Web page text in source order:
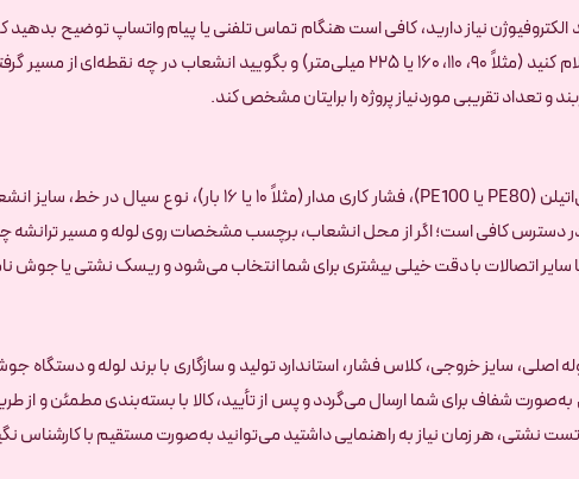
الکتروفیوژن نیاز دارید، کافی است هنگام تماس تلفنی یا پیام واتساپ توضیح
خام کشاورزی، گاز، فاضلاب تحت فشار) و قطر تقریبی لوله اصلی را اعلام کنید (مثلاً ۹۰، ۱۱۰، ۱۶۰ یا
و تعداد تقریبی موردنیاز پروژه را برایتان مشخص کند.
در دسترس کافی است؛ اگر از محل انشعاب، برچسب مشخصات روی لوله و مسیر ترانشه
سایر اتصالات با دقت خیلی بیشتری برای شما انتخاب می‌شود و ریسک نشتی یا جوش
اصلی، سایز خروجی، کلاس فشار، استاندارد تولید و سازگاری با برند لوله و
شفاف برای شما ارسال می‌گردد و پس از تأیید، کالا با بسته‌بندی مطمئن و
نشتی، هر زمان نیاز به راهنمایی داشتید می‌توانید به‌صورت مستقیم با کارشناس